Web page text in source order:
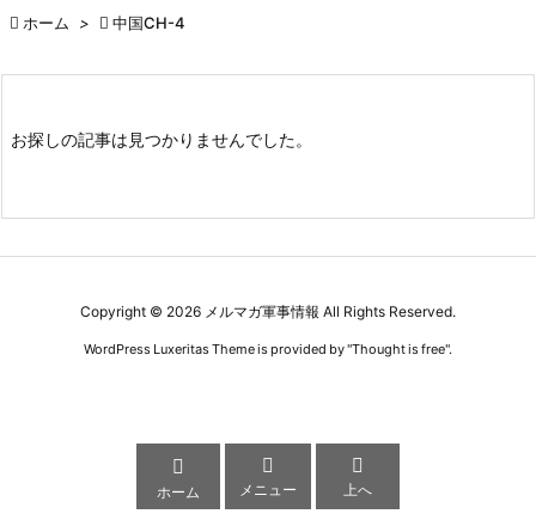
 ホーム >  中国CH-4
お探しの記事は見つかりませんでした。
Copyright © 2026 メルマガ軍事情報 All Rights Reserved.
WordPress Luxeritas Theme is provided by "Thought is free".

ホーム

メニュー

上へ